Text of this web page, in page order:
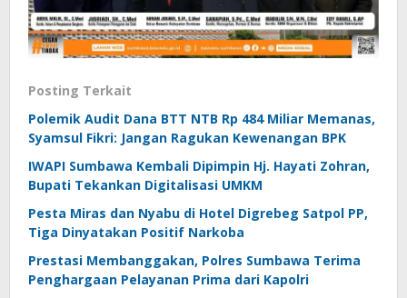
Posting Terkait
Polemik Audit Dana BTT NTB Rp 484 Miliar Memanas,
Syamsul Fikri: Jangan Ragukan Kewenangan BPK
IWAPI Sumbawa Kembali Dipimpin Hj. Hayati Zohran,
Bupati Tekankan Digitalisasi UMKM
Pesta Miras dan Nyabu di Hotel Digrebeg Satpol PP,
Tiga Dinyatakan Positif Narkoba
Prestasi Membanggakan, Polres Sumbawa Terima
Penghargaan Pelayanan Prima dari Kapolri